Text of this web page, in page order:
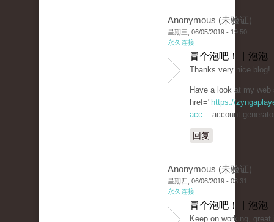
Anonymous (未验证)
星期三, 06/05/2019 - 19:50
永久连接
冒个泡吧！ | 泡泡
Thanks very nice blog!
Have a look at my web
href=" https://
acc... account
回复
Anonymous (未验证)
星期四, 06/06/2019 - 03:31
永久连接
冒个泡吧！ | 泡泡
Keep on working, great